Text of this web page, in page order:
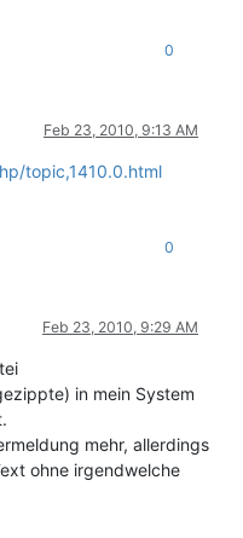
0
Feb 23, 2010, 9:13 AM
topic,1410.0.html
0
Feb 23, 2010, 9:29 AM
in mein System
mehr, allerdings
ohne irgendwelche